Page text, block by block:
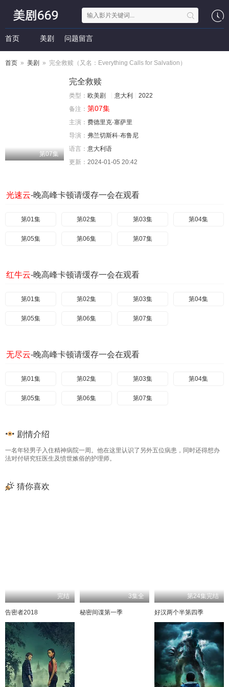
首页 美剧 问题留言
首页 » 美剧 » 完全救赎（又名：Everything Calls for Salvation）
第07集
完全救赎
类型： 欧美剧 意大利
2022
备注： 第07集
主演： 费德里克·塞萨里
导演： 弗兰切斯科·布鲁尼
语言： 意大利语
更新： 2024-01-05 20:42
光速云-晚高峰卡顿请缓存一会在观看
第01集 第02集 第03集 第04集
第05集 第06集 第07集
红牛云-晚高峰卡顿请缓存一会在观看
第01集 第02集 第03集 第04集
第05集 第06集 第07集
无尽云-晚高峰卡顿请缓存一会在观看
第01集 第02集 第03集 第04集
第05集 第06集 第07集
剧情介绍
一名年轻男子入住精神病院一周。他在这里认识了另外五位病患，同时还得想办
法对付研究狂医生及愤世嫉俗的护理师。
猜你喜欢
完结
告密者2018
3集全
秘密间谍第一季
第24集完结
好汉两个半第四季